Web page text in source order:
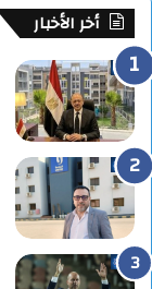
أخر الأخبار